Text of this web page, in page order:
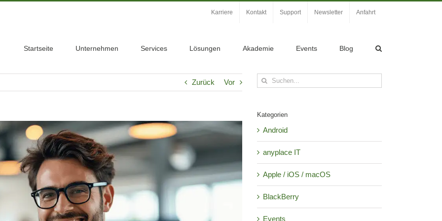
Karriere Kontakt Support Newsletter Anfahrt
Startseite Unternehmen Services Lösungen Akademie Events Blog
Zurück Vor
Suche
nach:
Kategorien
Android
anyplace IT
Apple / iOS / macOS
BlackBerry
Events